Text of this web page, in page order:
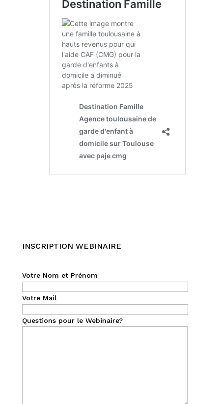
INSCRIPTION WEBINAIRE
Votre Nom et Prénom
Votre Mail
Questions pour le Webinaire?